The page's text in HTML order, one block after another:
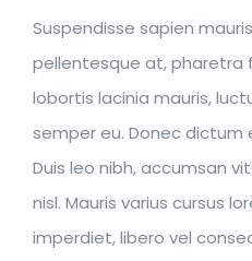
Suspendisse sapien
pellentesque at, pharetra
lobortis lacinia mauris,
semper eu. Donec
Duis leo nibh, accumsan
nisl. Mauris varius cursus
imperdiet, libero vel